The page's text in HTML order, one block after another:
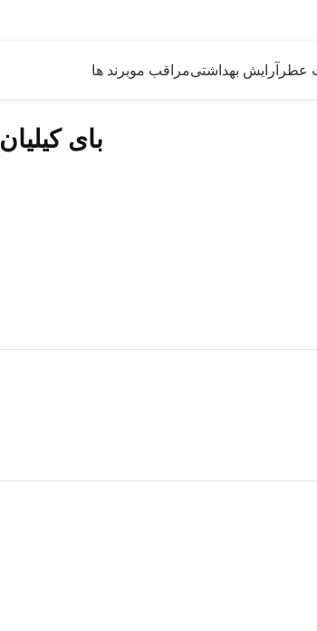
عطر آرایش بهداشتیمراقب موبرند ها
بای کیلیان